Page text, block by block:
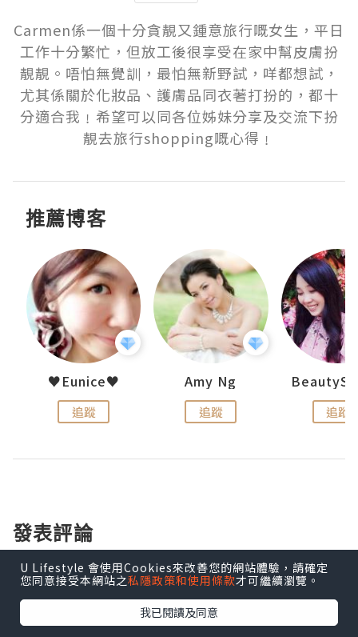
Carmen係一個十分貪靚又鍾意旅行嘅女生，平日
工作十分繁忙，但放工後很享受在家中幫皮膚扮
靚靚。唔怕無覺訓，最怕無新野試，咩都想試，
尤其係關於化妝品、護膚品同衣著打扮的，都十
分適合我﹗希望可以同各位姊妹分享及交流下扮
靚去旅行shopping嘅心得﹗
推薦博客
♥Eunice♥
追蹤
Amy Ng
追蹤 追蹤
發表評論
登入發表評論
U Lifestyle 會使用Cookies來改善您的網站體驗，請確定
您同意接受本網站之私隱政策和使用條款才可繼續瀏覽。
我已閱讀及同意